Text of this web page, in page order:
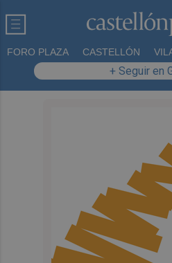
FORO PLAZA CASTELLÓN
+ Seguir en